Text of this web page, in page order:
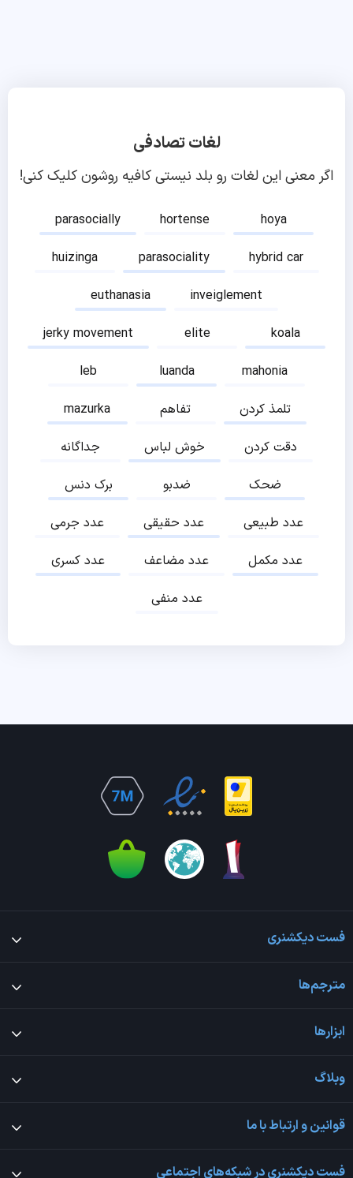
لغات تصادفی
اگر معنی این لغات رو بلد نیستی کافیه روشون کلیک کنی!
parasocially hortense
hoya
huizinga
parasociality
hybrid car
euthanasia
inveiglement
jerky movement
elite
koala
leb
luanda
mahonia
mazurka
تفاهم
تلمذ کردن
جداگانه
خوش لباس
دقت کردن
برک دنس
ضدبو
ضحک
عدد جرمی
عدد حقیقی
عدد طبیعی
عدد کسری
عدد مضاعف
عدد مکمل
عدد منفی
فست دیکشنری
مترجم‌ها
ابزارها
وبلاگ
قوانین و ارتباط با ما
فست دیکشنری در شبکه‌های اجتماعی